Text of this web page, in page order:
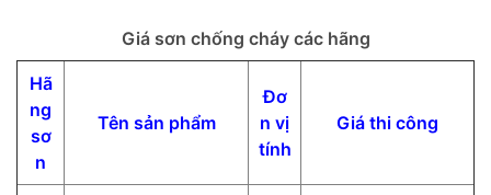
Giá sơn chống cháy các hãng
Hã
ng
sơ
n
Tên sản phẩm
Đơ
n vị
tính
Giá thi công